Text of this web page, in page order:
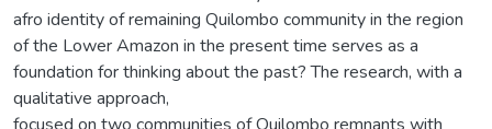
afro identity of remaining Quilombo community in the region
of the Lower Amazon in the present time serves as a
foundation for thinking about the past? The research, with a
qualitative approach,